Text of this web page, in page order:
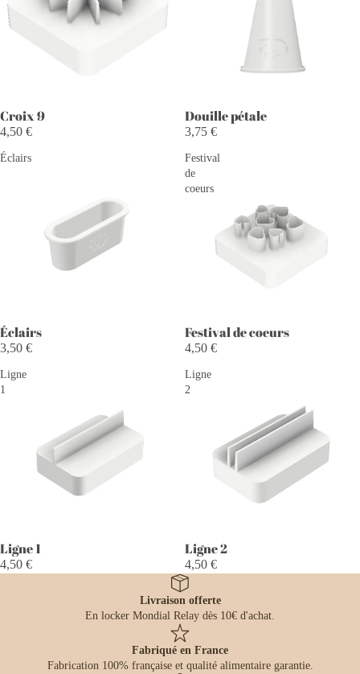
Croix 9
4,50 €
Douille pétale
3,75 €
Éclairs
Éclairs
3,50 €
Festival
de
coeurs
Festival de coeurs
4,50 €
Ligne
1
Ligne 1
4,50 €
Ligne
2
Ligne 2
4,50 €
Livraison offerte
En locker Mondial Relay dès 10€ d'achat.
Fabriqué en France
Fabrication 100% française et qualité alimentaire garantie.